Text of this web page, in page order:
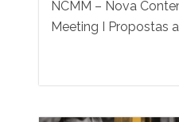
NCMM – Nova
Meeting I Propostas